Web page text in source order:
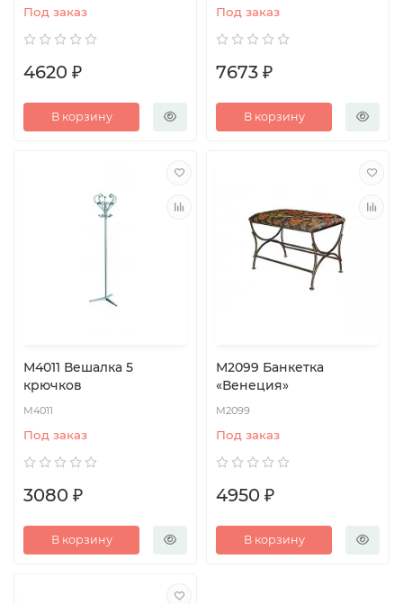
Под заказ
4620 ₽
В корзину
Под заказ
7673 ₽
В корзину
М4011 Вешалка 5
крючков
М4011
Под заказ
3080 ₽
В корзину
М2099 Банкетка
«Венеция»
М2099
Под заказ
4950 ₽
В корзину